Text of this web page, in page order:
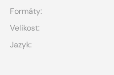
Formáty:
Velikost:
Jazyk: